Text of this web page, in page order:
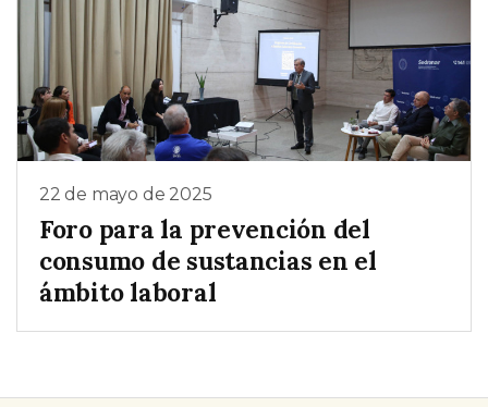
22 de mayo de 2025
Foro para la prevención del
consumo de sustancias en el
ámbito laboral